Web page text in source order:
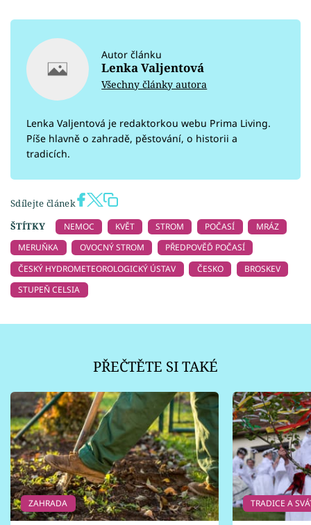
Autor článku
Lenka Valjentová
Všechny články autora
Lenka Valjentová je redaktorkou webu Prima Living.
Píše hlavně o zahradě, pěstování, o historii a
tradicích.
Sdílejte článek
ŠTÍTKY
NEMOC KVĚT STROM POČASÍ
MRÁZ
MERUŇKA
OVOCNÝ STROM
PŘEDPOVĚĎ POČASÍ
ČESKÝ HYDROMETEOROLOGICKÝ ÚSTAV
ČESKO
BROSKEV
STUPEŇ CELSIA
PŘEČTĚTE SI TAKÉ
ZAHRADA TRADICE A